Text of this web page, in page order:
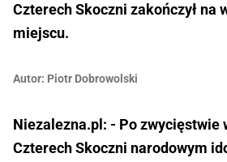
Czterech Skoczni zakończył na
miejscu.
Autor: Piotr Dobrowolski
Niezalezna.pl: - Po zwycięstwie
Czterech Skoczni narodowym